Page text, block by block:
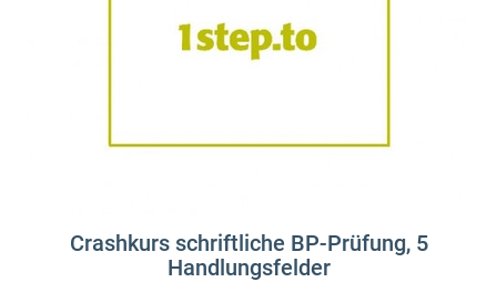
Crashkurs schriftliche BP-Prüfung, 5
Handlungsfelder